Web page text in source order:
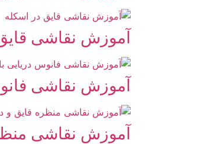
آموزش نقاشی
آموزش نقاشی
آموزش نقاشی